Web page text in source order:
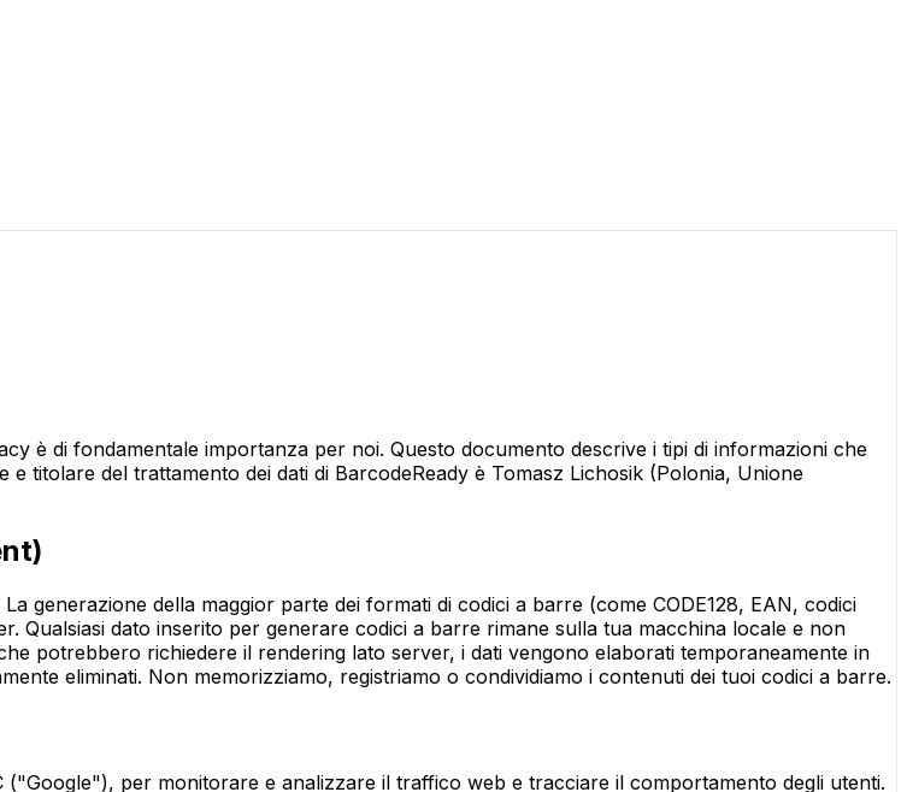
è di fondamentale importanza per noi. Questo documento descrive i tipi di informazioni che
titolare del trattamento dei dati di BarcodeReady è Tomasz Lichosik (Polonia, Unione
generazione della maggior parte dei formati di codici a barre (come CODE128, EAN, codici
Qualsiasi dato inserito per generare codici a barre rimane sulla tua macchina locale e non
potrebbero richiedere il rendering lato server, i dati vengono elaborati temporaneamente in
eliminati. Non memorizziamo, registriamo o condividiamo i contenuti dei tuoi codici a barre.
per monitorare e analizzare il traffico web e tracciare il comportamento degli utenti.